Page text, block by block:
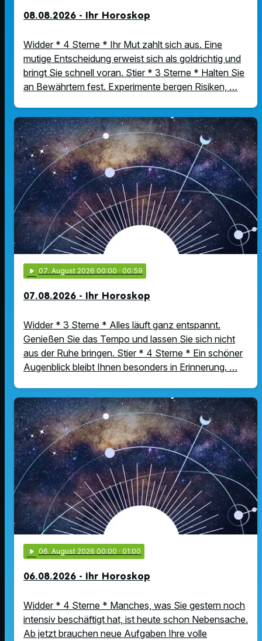
08.08.2026 - Ihr Horoskop
Widder * 4 Sterne * Ihr Mut zahlt sich aus. Eine
mutige Entscheidung erweist sich als goldrichtig und
bringt Sie schnell voran. Stier * 3 Sterne * Halten Sie
an Bewährtem fest. Experimente bergen Risiken, …
play_arrow 07. August 2026 00:00 · 00:59
07.08.2026 - Ihr Horoskop
Widder * 3 Sterne * Alles läuft ganz entspannt.
Genießen Sie das Tempo und lassen Sie sich nicht
aus der Ruhe bringen. Stier * 4 Sterne * Ein schöner
Augenblick bleibt Ihnen besonders in Erinnerung. …
play_arrow 06. August 2026 00:00 · 01:00
06.08.2026 - Ihr Horoskop
Widder * 4 Sterne * Manches, was Sie gestern noch
intensiv beschäftigt hat, ist heute schon Nebensache.
Ab jetzt brauchen neue Aufgaben Ihre volle